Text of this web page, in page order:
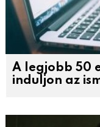
A legjobb 50
induljon az